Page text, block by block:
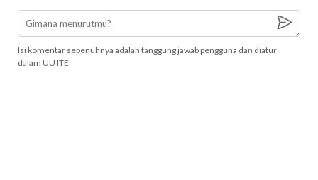
Isi komentar sepenuhnya adalah tanggung jawab pengguna dan diatur
dalam UU ITE